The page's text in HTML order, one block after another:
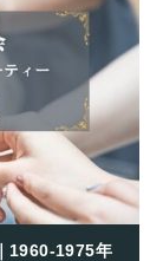
1960-1975年